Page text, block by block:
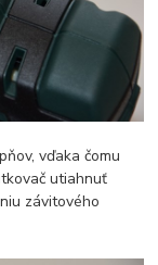
vďaka čomu
utiahnuť
závitového